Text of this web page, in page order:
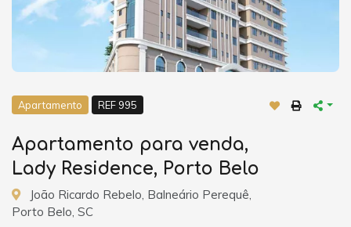
Apartamento REF 995
Apartamento para venda,
Lady Residence, Porto Belo
João Ricardo Rebelo, Balneário Perequê,
Porto Belo, SC